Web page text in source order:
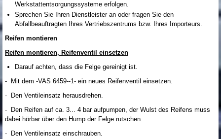
Werkstattentsorgungssysteme erfolgen.
Sprechen Sie Ihren Dienstleister an oder fragen Sie den
Abfallbeauftragten Ihres Vertriebszentrums bzw. Ihres Importeurs.
Reifen montieren
Reifen montieren, Reifenventil einsetzen
Darauf achten, dass die Felge gereinigt ist.
- Mit dem -VAS 6459--1- ein neues Reifenventil einsetzen.
- Den Ventileinsatz herausdrehen.
- Den Reifen auf ca. 3... 4 bar aufpumpen, der Wulst des Reifens muss
dabei hörbar über den Hump der Felge rutschen.
- Den Ventileinsatz einschrauben.